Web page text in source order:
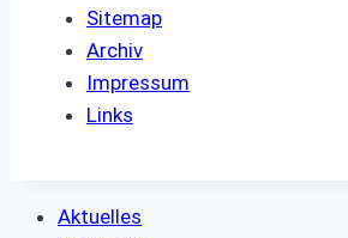
Sitemap
Archiv
Impressum
Links
Aktuelles